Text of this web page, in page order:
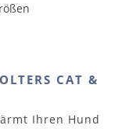
CAT &
Ihren Hund